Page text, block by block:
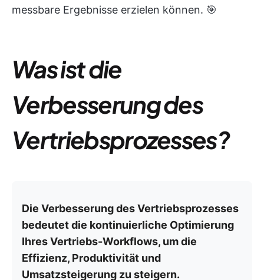
messbare Ergebnisse erzielen können. 🎯
Was ist die
Verbesserung des
Vertriebsprozesses?
Die Verbesserung des Vertriebsprozesses
bedeutet die kontinuierliche Optimierung
Ihres Vertriebs-Workflows, um die
Effizienz, Produktivität und
Umsatzsteigerung zu steigern.